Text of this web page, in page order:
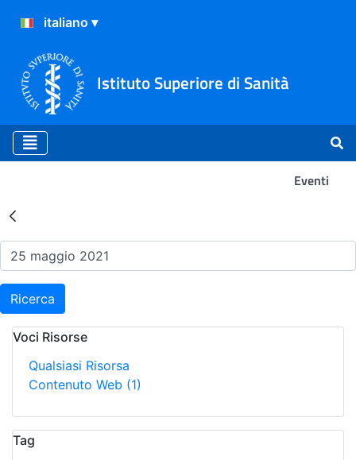
Istituto Superiore di Sanità
Eventi
Risultati della Ricerca -
Ricerca
Voci Risorse
Qualsiasi Risorsa
Contenuto Web (1)
Tag